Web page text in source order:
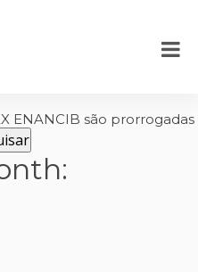
ENANCIB são prorrogadas